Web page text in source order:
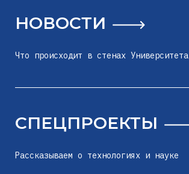
НОВОСТИ
Что происходит в стенах Университета
СПЕЦПРОЕКТЫ
Рассказываем о технологиях и науке